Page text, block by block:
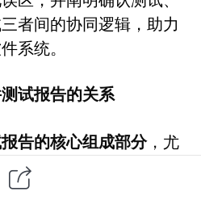
者间的协同逻辑，助力
系统。
试报告的关系
告的核心组成部分，尤
体现。根据行业标准，性